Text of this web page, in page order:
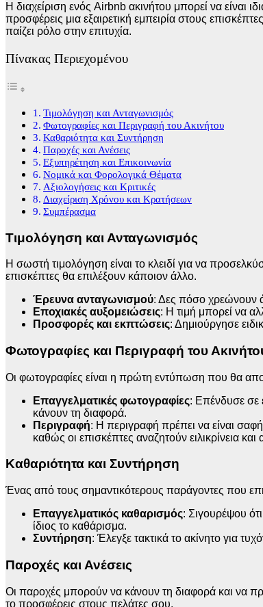
Η διαχείριση ενός Airbnb ακινήτου μπορεί να είναι
προσφέρεις μια εξαιρετική εμπειρία στους
παίζει ρόλο στην επιτυχία.
Πίνακας Περιεχομένου
Τιμολόγηση και Ανταγωνισμός
Φωτογραφίες και Περιγραφή του Ακινήτου
Καθαριότητα και Συντήρηση
Παροχές και Ανέσεις
Εξυπηρέτηση και Επικοινωνία
Νομικά και Φορολογικά Θέματα
Αξιολογήσεις και Κριτικές
Διαχείριση Χρόνου και Κρατήσεων
Συμπέρασμα
Τιμολόγηση και Ανταγωνισμός
Η σωστή τιμολόγηση είναι το κλειδί για να
επισκέπτες θα επιλέξουν κάποιον άλλο.
Έρευνα ανταγωνισμού: Δες πόσο χρεώνουν
Εποχιακές αυξομειώσεις: Η τιμή μπορεί να
Προσφορές και εκπτώσεις: Δημιούργησε
Φωτογραφίες και Περιγραφή του
Οι φωτογραφίες είναι η πρώτη εντύπωση που θα
Επαγγελματικές φωτογραφίες: Επένδυσε σε
κάνουν τη διαφορά.
Περιγραφή: Η περιγραφή πρέπει να είναι
καθώς οι επισκέπτες αναζητούν ειλικρίνεια και
Καθαριότητα και Συντήρηση
Ένας από τους σημαντικότερους παράγοντες που
Επαγγελματικός καθαρισμός: Σιγουρέψου
ίδιος το καθάρισμα.
Συντήρηση: Έλεγξε τακτικά το ακίνητο για
Παροχές και Ανέσεις
Οι παροχές μπορούν να κάνουν τη διαφορά και να
το προσφέρεις στους πελάτες σου.